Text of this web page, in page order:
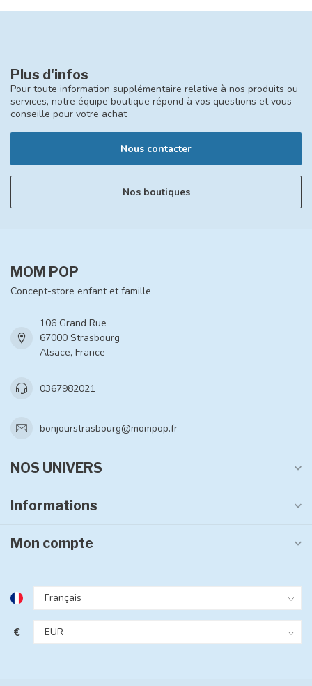
Plus d'infos
Pour toute information supplémentaire relative à nos produits ou
services, notre équipe boutique répond à vos questions et vous
conseille pour votre achat
Nous contacter
Nos boutiques
MOM POP
Concept-store enfant et famille
106 Grand Rue
67000 Strasbourg
Alsace, France
0367982021
bonjourstrasbourg@mompop.fr
NOS UNIVERS
Informations
Mon compte
€